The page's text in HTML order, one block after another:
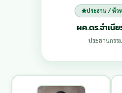
ประธาน / หัว
ผศ.ดร.จำเนี
ประธานกรร